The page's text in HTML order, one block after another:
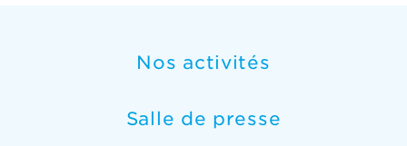
Nos activités
Salle de presse